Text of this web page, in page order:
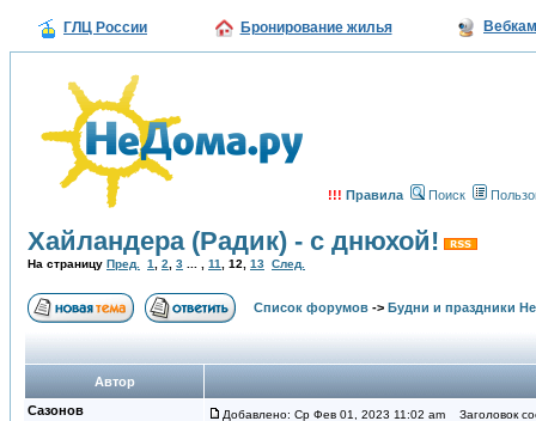
ГЛЦ России Бронирование жилья
!!! Правила Поиск
Хайландера (Радик) - с днюхой!
На страницу Пред. 1 2 3 11 12 13 След.
Список форумов -> Будни и праздники
Автор
Сазонов
Добавлено: Ср Фев 01, 2023 11:02 am Заголовок